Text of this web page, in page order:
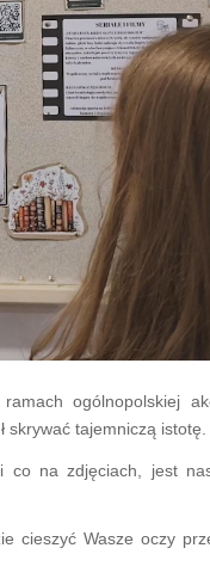
ogólnopolskiej
skrywać tajemniczą istotę.
co na zdjęciach, jest
cieszyć Wasze oczy